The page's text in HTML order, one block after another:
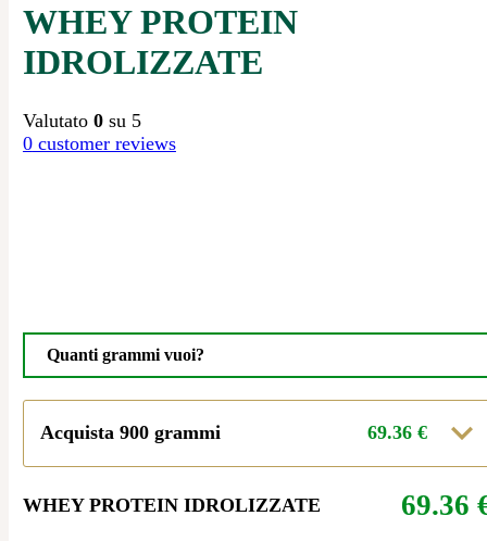
WHEY PROTEIN
IDROLIZZATE
Valutato 0su 5
0customer reviews
Quanti grammi vuoi?
Acquista 900 grammi 69.36 €
WHEY PROTEIN IDROLIZZATE 69.36